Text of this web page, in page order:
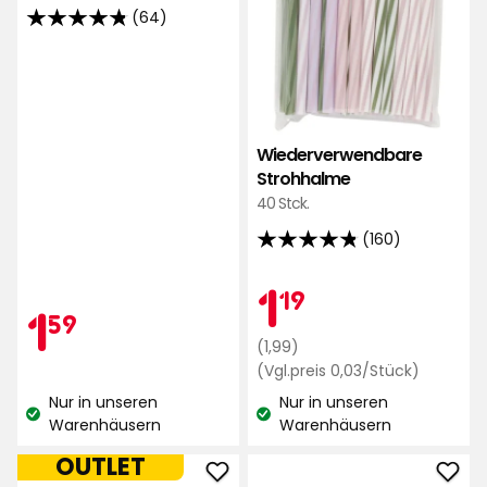
(64)
4.8
Aktionspreis
159
€
Lagerbestand:
Nur in unseren
Warenhäusern
Wiederverwendbare
Strohhalme
40 Stck.
(160)
4.8
5
Sternen,
basierend
auf
160
Bewertungen
119
€
Regulärer
Preis
€
(1,99)
(Vgl.preis 0,03/Stück)
Lagerbestand:
Nur in unseren
Warenhäusern
OUTLET